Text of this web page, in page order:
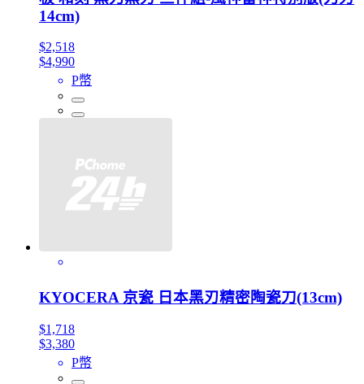
14cm)
$2,518
$4,990
P幣
KYOCERA 京瓷 日本黑刃精密陶瓷刀(13cm)
$1,718
$3,380
P幣